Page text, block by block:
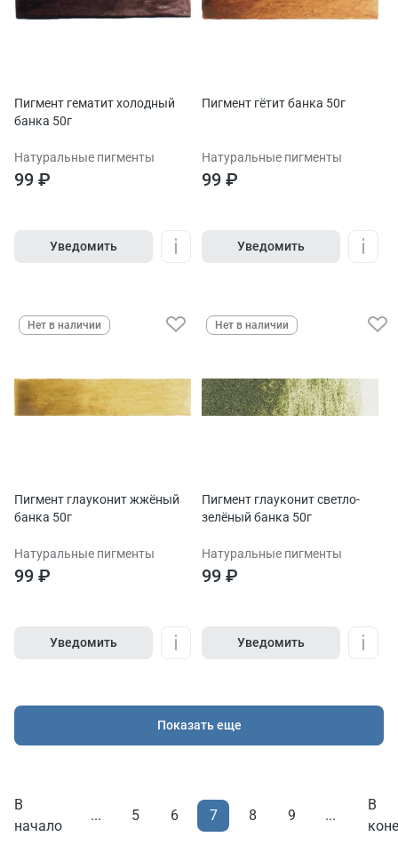
Пигмент гематит холодный
банка 50г
Натуральные пигменты
99 ₽
Уведомить
Пигмент гётит банка 50г
Натуральные пигменты
99 ₽
Уведомить
Нет в наличии
Пигмент глауконит жжёный
банка 50г
Натуральные пигменты
99 ₽
Уведомить
Нет в наличии
Пигмент глауконит светло-
зелёный банка 50г
Натуральные пигменты
99 ₽
Уведомить
Показать еще
В
начало
... 5 6 7 8 9 ...
В